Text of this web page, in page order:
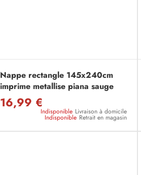
Nappe rectangle 145x240cm
imprime metallise piana sauge
16,99 €
Indisponible Livraison à domicile
Indisponible Retrait en magasin